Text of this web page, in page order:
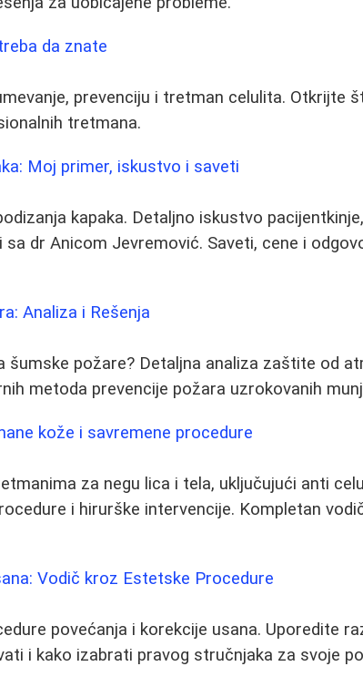
da znate
prevenciju i tretman celulita. Otkrijte
tretmana.
Moj primer, iskustvo i saveti
kapaka. Detaljno iskustvo
dr Anicom Jevremović. Saveti, cene i
Analiza i Rešenja
šumske požare? Detaljna analiza zaštite od
metoda prevencije požara uzrokovanih
kože i savremene procedure
za negu lica i tela, uključujući anti
i hirurške intervencije. Kompletan
Vodič kroz Estetske Procedure
povećanja i korekcije usana. Uporedite
i kako izabrati pravog stručnjaka za svoje